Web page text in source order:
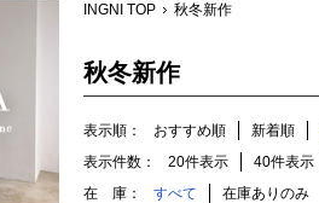
INGNI TOP 秋冬新作
秋冬新作
表示順： おすすめ順 新着順
表示件数：
20件表示 40件表示
在 庫：
すべて 在庫ありのみ